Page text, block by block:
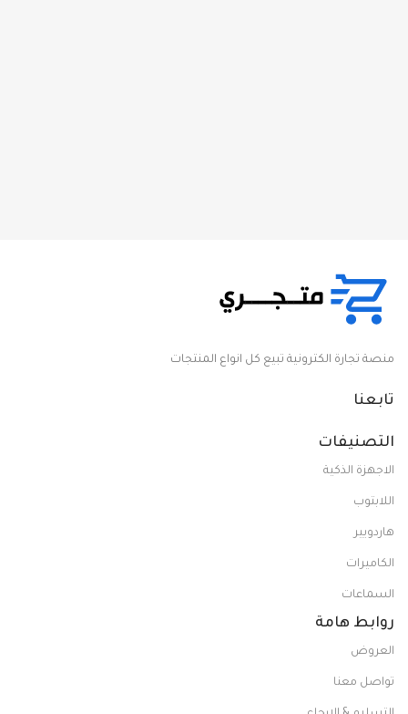
منصة تجارة الكترونية تبيع كل انواع المنتجات
تابعنا
التصنيفات
الاجهزة الذكية
اللابتوب
هاردويير
الكاميرات
السماعات
روابط هامة
العروض
تواصل معنا